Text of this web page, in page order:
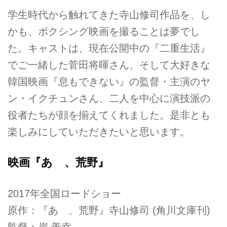
学生時代から触れてきた寺山修司作品を、し
かも、ボクシング映画を撮ることは夢でし
た。キャストは、現在公開中の『二重生活』
でご一緒した菅田将暉さん、そして大好きな
韓国映画『息もできない』の監督・主演のヤ
ン・イクチュンさん、二人を中心に演技派の
役者たちが顔を揃えてくれました。是非とも
楽しみにしていただきたいと思います。
映画『あゝ、荒野』
2017年全国ロードショー
原作：『あゝ、荒野』寺山修司 (角川文庫刊)